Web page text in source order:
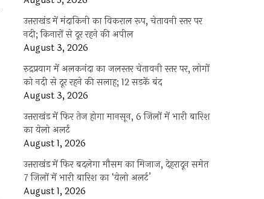
उत्तराखंड में मंदाकिनी का विकराल रूप, चेतावनी स्तर पर
नदी; किनारों से दूर रहने की अपील
August 3, 2026
रुद्रप्रयाग में अलकनंदा का जलस्तर चेतावनी स्तर पर, लोगों
को नदी से दूर रहने की सलाह; 12 सड़कें बंद
August 3, 2026
उत्तराखंड में फिर तेज होगा मानसून, 6 जिलों में भारी बारिश
का येलो अलर्ट
August 1, 2026
उत्तराखंड में फिर बदलेगा मौसम का मिजाज, देहरादून समेत
7 जिलों में भारी बारिश का ‘येलो अलर्ट’
August 1, 2026